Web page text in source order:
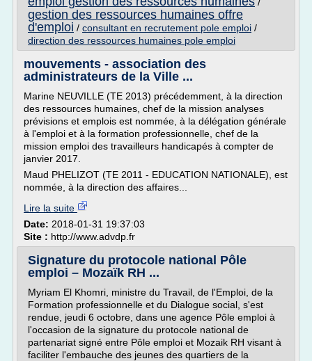
gestion des ressources humaines offre
d'emploi / consultant en recrutement pole emploi /
direction des ressources humaines pole emploi
mouvements - association des
administrateurs de la Ville ...
Marine NEUVILLE (TE 2013) précédemment, à la direction
des ressources humaines, chef de la mission analyses
prévisions et emplois est nommée, à la délégation générale
à l'emploi et à la formation professionnelle, chef de la
mission emploi des travailleurs handicapés à compter de
janvier 2017.
Maud PHELIZOT (TE 2011 - EDUCATION NATIONALE), est
nommée, à la direction des affaires...
Lire la suite
Date: 2018-01-31 19:37:03
Site : http://www.advdp.fr
Signature du protocole national Pôle
emploi – Mozaïk RH ...
Myriam El Khomri, ministre du Travail, de l'Emploi, de la
Formation professionnelle et du Dialogue social, s'est
rendue, jeudi 6 octobre, dans une agence Pôle emploi à
l'occasion de la signature du protocole national de
partenariat signé entre Pôle emploi et Mozaik RH visant à
faciliter l'embauche des jeunes des quartiers de la